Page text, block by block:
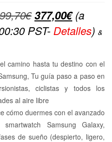
€El
precio
era:
399,70€.
377,00€El
precio
es:
377,00€.
(a
PST- Detalles) &
camino hasta tu destino con el
Tu guía paso a paso en
ciclistas y todos los
al aire libre
cómo duermes con el avanzado
Samsung Galaxy,
de sueño (despierto, ligero,